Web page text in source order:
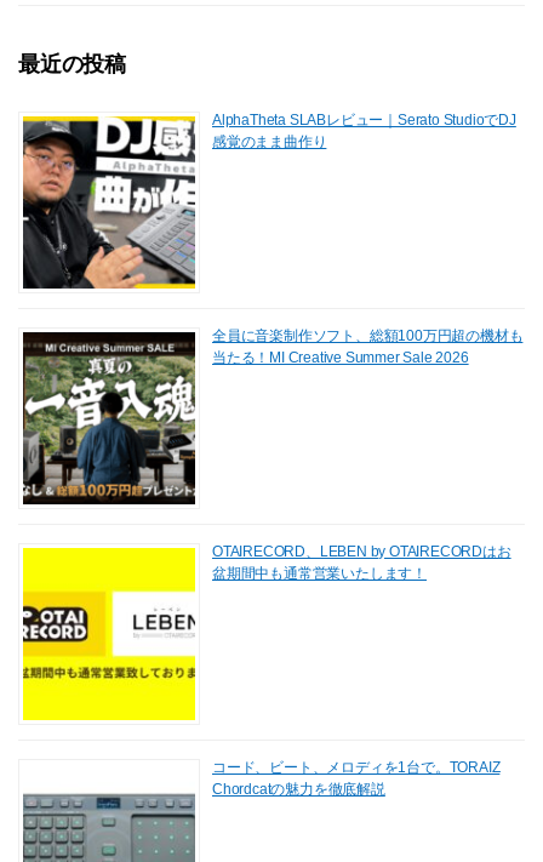
最近の投稿
AlphaTheta SLABレビュー｜Serato StudioでDJ
感覚のまま曲作り
全員に音楽制作ソフト、総額100万円超の機材も
当たる！MI Creative Summer Sale 2026
OTAIRECORD、LEBEN by OTAIRECORDはお
盆期間中も通常営業いたします！
コード、ビート、メロディを1台で。TORAIZ
Chordcatの魅力を徹底解説